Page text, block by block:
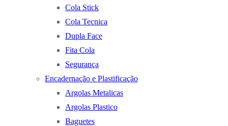
Cola Stick
Cola Tecnica
Dupla Face
Fita Cola
Segurança
Encadernação e Plastificação
Argolas Metalicas
Argolas Plastico
Baguetes